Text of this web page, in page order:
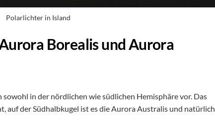
Polarlichter in Island
Borealis und Aurora
in der nördlichen wie südlichen Hemisphäre vor. Das
auf der Südhalbkugel ist es die Aurora Australis und natürlich